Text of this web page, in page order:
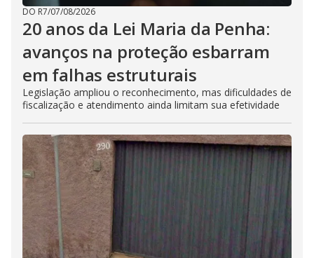
DO R7/07/08/2026
20 anos da Lei Maria da Penha:
avanços na proteção esbarram
em falhas estruturais
Legislação ampliou o reconhecimento, mas dificuldades de
fiscalização e atendimento ainda limitam sua efetividade